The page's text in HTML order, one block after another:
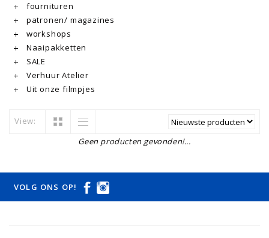
fournituren
patronen/ magazines
workshops
Naaipakketten
SALE
Verhuur Atelier
Uit onze filmpjes
View:
Geen producten gevonden!...
VOLG ONS OP!